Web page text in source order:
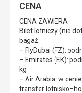
CENA
CENA ZAWIERA:
Bilet lotniczy (nie
bagaż:
– FlyDubai (FZ):
– Emirates (EK):
kg
– Air Arabia: w
transfer